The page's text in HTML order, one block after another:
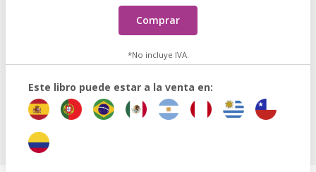
Comprar
*No incluye IVA.
Este libro puede estar a la venta en: